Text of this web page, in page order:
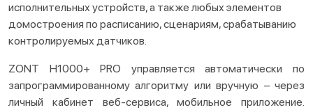
исполнительных устройств, а также любых элементов
домостроения по расписанию, сценариям, срабатыванию
контролируемых датчиков.
ZONT H1000+ PRO управляется автоматически по
запрограммированному алгоритму или вручную – через
личный кабинет веб-сервиса, мобильное приложение.